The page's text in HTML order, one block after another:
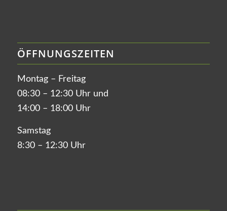
ÖFFNUNGSZEITEN
Montag – Freitag
08:30 – 12:30 Uhr und
14:00 – 18:00 Uhr
Samstag
8:30 – 12:30 Uhr